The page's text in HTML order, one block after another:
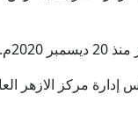
مركز الازهر